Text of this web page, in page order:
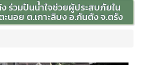
ร่วมปันน้ำใจช่วยผู้ประสบภัยใน
นอย ต.เกาะลิบง อ.กันตัง จ.ตรัง